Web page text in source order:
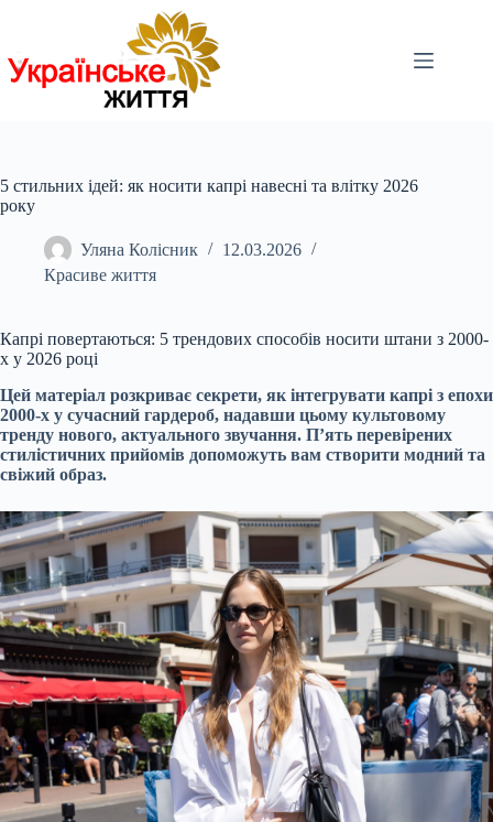
5 стильних ідей: як носити капрі навесні та влітку 2026
року
Уляна Колісник
12.03.2026
Красиве життя
Капрі повертаються: 5 трендових способів носити штани з 2000-
х у 2026 році
Цей матеріал розкриває секрети, як інтегрувати капрі з епохи
2000-х у сучасний гардероб, надавши цьому культовому
тренду нового, актуального звучання. П’ять перевірених
стилістичних прийомів допоможуть вам створити модний та
свіжий образ.